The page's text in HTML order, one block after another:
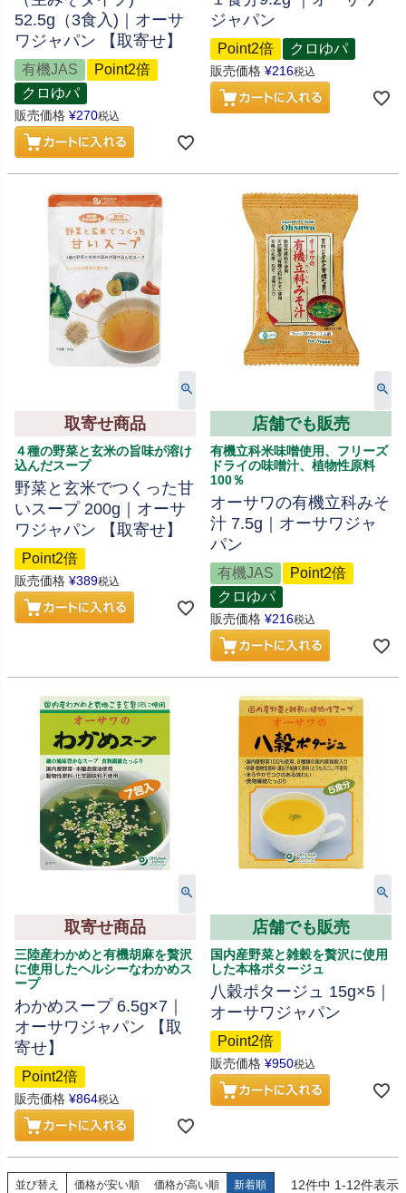
52.5g（3食入)｜オーサ
ワジャパン 【取寄せ】
有機JAS
Point2倍
クロゆパ
販売価格 ¥270税込
ジャパン
Point2倍 クロゆパ
販売価格 ¥216税込
取寄せ商品
４種の野菜と玄米の旨味が溶け
込んだスープ
野菜と玄米でつくった甘
いスープ 200g｜オーサ
ワジャパン 【取寄せ】
Point2倍
販売価格 ¥389税込
店舗でも販売
有機立科米味噌使用、フリーズ
ドライの味噌汁、植物性原料
100％
オーサワの有機立科みそ
汁 7.5g｜オーサワジャ
パン
有機JAS
Point2倍
クロゆパ
販売価格 ¥216税込
取寄せ商品
三陸産わかめと有機胡麻を贅沢
に使用したヘルシーなわかめス
ープ
わかめスープ 6.5g×7｜
オーサワジャパン 【取
寄せ】
Point2倍
販売価格 ¥864税込
店舗でも販売
国内産野菜と雑穀を贅沢に使用
した本格ポタージュ
八穀ポタージュ 15g×5｜
オーサワジャパン
Point2倍
販売価格 ¥950税込
並び替え 価格が安い順 価格が高い順 新着順 12件中 1-12件表示